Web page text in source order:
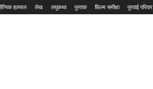
हलचल लेख लघुकथा पुस्तक फ़िल्म समीक्षा पुरवाई परिवार